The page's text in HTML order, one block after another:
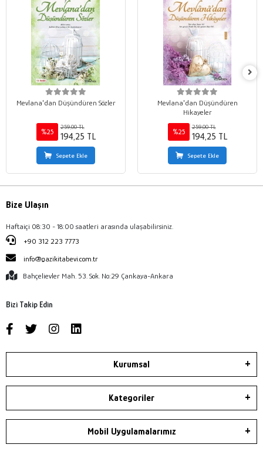
Mevlana'dan Düşündüren Sözler
%25
259,00 TL
194,25 TL
Sepete Ekle
Mevlana'dan Düşündüren
Hikayeler
%25
259,00 TL
194,25 TL
Sepete Ekle
Bize Ulaşın
Haftaiçi 08:30 - 18:00 saatleri arasında ulaşabilirsiniz.
+90 312 223 7773
info@gazikitabevi.com.tr
Bahçelievler Mah. 53. Sok. No:29 Çankaya-Ankara
Bizi Takip Edin
Kurumsal
Kategoriler
Mobil Uygulamalarımız